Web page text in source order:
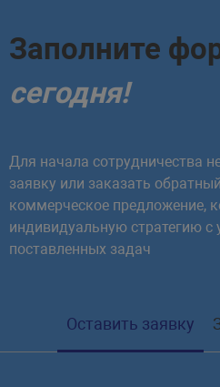
Заполните
сегодня!
Для начала сотрудничества
заявку или заказать
коммерческое предложение,
индивидуальную стратегию с
поставленных задач
Оставить заявку